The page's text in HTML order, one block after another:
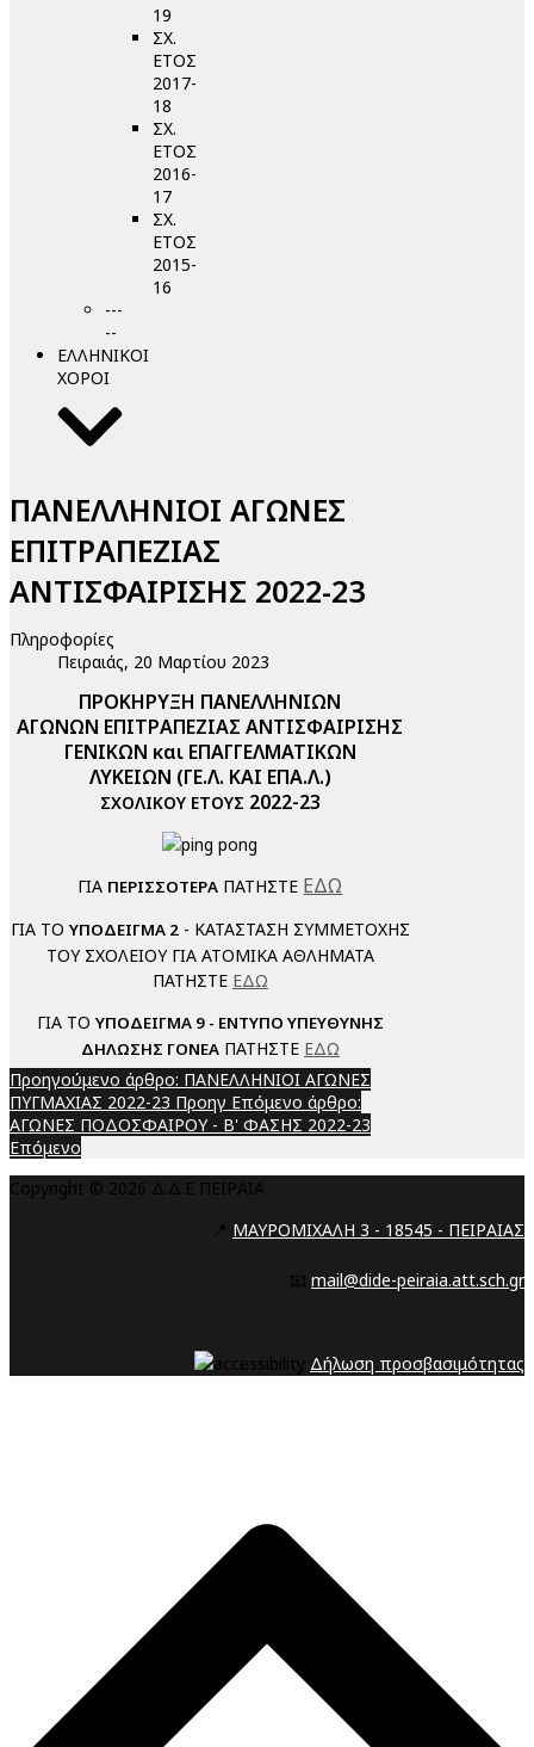
19
ΣΧ.
ΕΤΟΣ
2017-
18
ΣΧ.
ΕΤΟΣ
2016-
17
ΣΧ.
ΕΤΟΣ
2015-
16
---
--
ΕΛΛΗΝΙΚΟΙ
ΧΟΡΟΙ
ΠΑΝΕΛΛΗΝΙΟΙ ΑΓΩΝΕΣ
ΕΠΙΤΡΑΠΕΖΙΑΣ
ΑΝΤΙΣΦΑΙΡΙΣΗΣ 2022-23
Πληροφορίες
Πειραιάς, 20 Μαρτίου 2023
ΠΡΟΚΗΡΥΞΗ ΠΑΝΕΛΛΗΝΙΩΝ
ΑΓΩΝΩΝ ΕΠΙΤΡΑΠΕΖΙΑΣ ΑΝΤΙΣΦΑΙΡΙΣΗΣ
ΓΕΝΙΚΩΝ και ΕΠΑΓΓΕΛΜΑΤΙΚΩΝ
ΛΥΚΕΙΩΝ (ΓΕ.Λ. ΚΑΙ ΕΠΑ.Λ.)
ΣΧΟΛΙΚΟΥ ΕΤΟΥΣ 2022-23
ΓΙΑ ΠΕΡΙΣΣΟΤΕΡΑ ΠΑΤΗΣΤΕ ΕΔΩ
ΓΙΑ ΤΟ ΥΠΟΔΕΙΓΜΑ 2- ΚΑΤΑΣΤΑΣΗ ΣΥΜΜΕΤΟΧΗΣ
ΤΟΥ ΣΧΟΛΕΙΟΥ ΓΙΑ ΑΤΟΜΙΚΑ ΑΘΛΗΜΑΤΑ
ΠΑΤΗΣΤΕ ΕΔΩ
ΓΙΑ ΤΟ ΥΠΟΔΕΙΓΜΑ 9 - ΕΝΤΥΠΟ ΥΠΕΥΘΥΝΗΣ
ΔΗΛΩΣΗΣ ΓΟΝΕΑΠΑΤΗΣΤΕ ΕΔΩ
Προηγούμενο άρθρο: ΠΑΝΕΛΛΗΝΙΟΙ ΑΓΩΝΕΣ
ΠΥΓΜΑΧΙΑΣ 2022-23 Προηγ Επόμενο άρθρο:
ΑΓΩΝΕΣ ΠΟΔΟΣΦΑΙΡΟΥ - Β' ΦΑΣΗΣ 2022-23
Επόμενο
Copyright © 2026 Δ.Δ.Ε ΠΕΙΡΑΙΑ
📍 ΜΑΥΡΟΜΙΧΑΛΗ 3 - 18545 - ΠΕΙΡΑΙΑΣ
📧 mail@dide-peiraia.att.sch.gr
Δήλωση προσβασιμότητας